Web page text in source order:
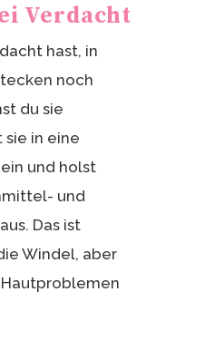
Verdacht
hast, in
noch
du sie
sie in eine
und holst
und
Das ist
Windel, aber